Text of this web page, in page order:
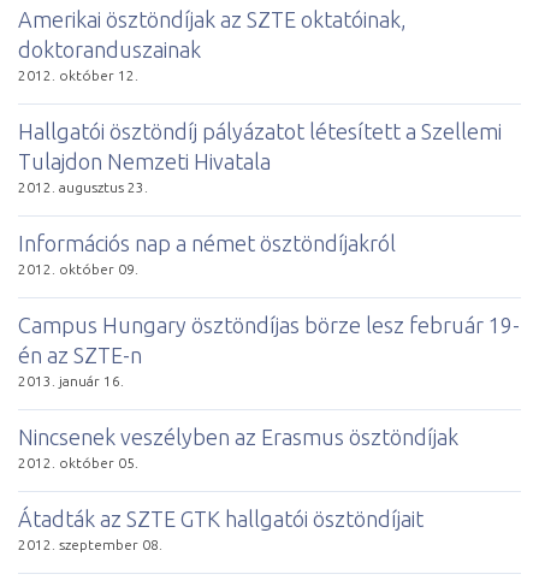
Amerikai ösztöndíjak az SZTE oktatóinak,
doktoranduszainak
2012. október 12.
Hallgatói ösztöndíj pályázatot létesített a Szellemi
Tulajdon Nemzeti Hivatala
2012. augusztus 23.
Információs nap a német ösztöndíjakról
2012. október 09.
Campus Hungary ösztöndíjas börze lesz február 19-
én az SZTE-n
2013. január 16.
Nincsenek veszélyben az Erasmus ösztöndíjak
2012. október 05.
Átadták az SZTE GTK hallgatói ösztöndíjait
2012. szeptember 08.